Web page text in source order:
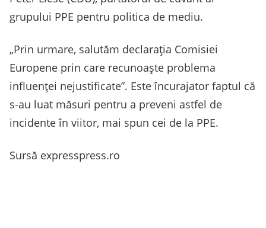
grupului PPE pentru politica de mediu.
„Prin urmare, salutăm declarația Comisiei
Europene prin care recunoaște problema
influenței nejustificate”. Este încurajator faptul că
s-au luat măsuri pentru a preveni astfel de
incidente în viitor, mai spun cei de la PPE.
Sursă expresspress.ro